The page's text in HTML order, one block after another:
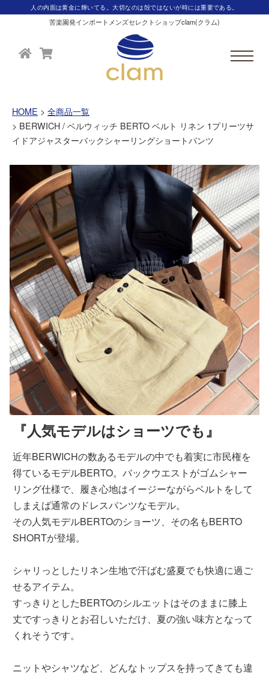
人の内面は黄金に輝いてる。大切なのは殻ではないが時には重要である。
苦楽園発インポートメンズセレクトショップclam(クラム)
HOME
全商品一覧
BERWICH / ベルウィッチ BERTO ベルト リネン 1プリーツサ
イドアジャスターバックシャーリングショートパンツ
『人気モデルはショーツでも』
近年BERWICHの数あるモデルの中でも着実に市民権を
得ているモデルBERTO。バックウエストがゴムシャー
リング仕様で、履き心地はイージーながらベルトをして
しまえば通常のドレスパンツなモデル。
その人気モデルBERTOのショーツ、その名もBERTO
SHORTが登場。
シャリっとしたリネン生地で汗ばむ盛夏でも快適に過ご
せるアイテム。
すっきりとしたBERTOのシルエットはそのままに膝上
丈ですっきりとお召しいただけ、夏の強い味方となって
くれそうです。
ニットやシャツなど、どんなトップスを持ってきても違